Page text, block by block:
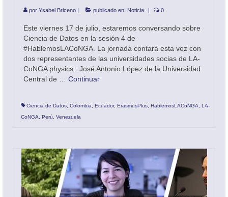
por Ysabel Briceno | publicado en: Noticia | 0
Este viernes 17 de julio, estaremos conversando sobre
Ciencia de Datos en la sesión 4 de
#HablemosLACoNGA. La jornada contará esta vez con
dos representantes de las universidades socias de LA-
CoNGA physics: José Antonio López de la Universidad
Central de … Continuar
Ciencia de Datos Colombia Ecuador, ErasmusPlus HablemosLACoNGA
LA-
CoNGA
Perú Venezuela